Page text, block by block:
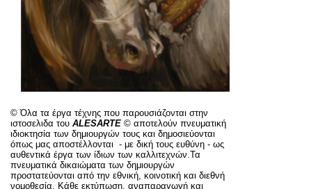
© Όλα τα έργα τέχνης που παρουσιάζονται στην
ιστοσελιδα του ALESARTE © αποτελούν πνευματική
ιδιοκτησία των δημιουργών τους και δημοσιεύονται
όπως μας αποστέλλονται - με δική τους ευθύνη - ως
αυθεντικά έργα των ίδιων των καλλιτεχνών.Τα
πνευματικά δικαιώματα των δημιουργών
προστατεύονται από την εθνική, κοινοτική και διεθνή
νομοθεσία. Κάθε εκτύπωση, αναπαραγωγή και